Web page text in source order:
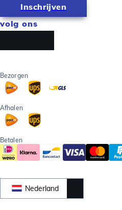
Inschrijven
volg ons
Bezorgen
Afhalen
Betalen
Nederland